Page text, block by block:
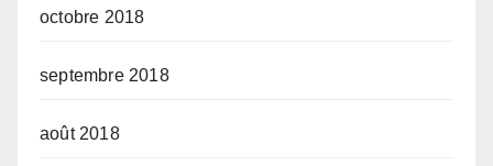
octobre 2018
septembre 2018
août 2018